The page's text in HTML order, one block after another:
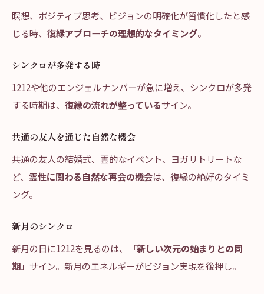
瞑想、ポジティブ思考、ビジョンの明確化が習慣化したと感
じる時、 復縁アプローチの理想的なタイミング。
シンクロが多発する時
1212や他のエンジェルナンバーが急に増え、シンクロが多発
する時期は、 復縁の流れが整っているサイン。
共通の友人を通じた自然な機会
共通の友人の結婚式、霊的なイベント、ヨガリトリートな
ど、 霊性に関わる自然な再会の機会は、復縁の絶好のタイミ
ング。
新月のシンクロ
新月の日に1212を見るのは、
「新しい次元の始まりとの同
期」 サイン。新月のエネルギーがビジョン実現を後押し。